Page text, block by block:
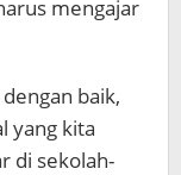
mengajar
baik,
yang kita
di sekolah-